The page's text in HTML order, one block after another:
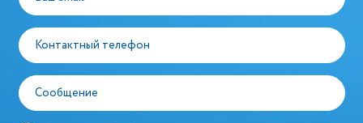
Контактный телефон
Сообщение